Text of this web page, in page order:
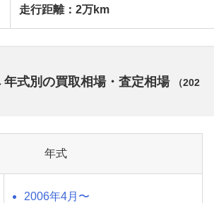
走行距離：2万km
年式別の買取相場・査定相場 （202
年式
2006年4月〜